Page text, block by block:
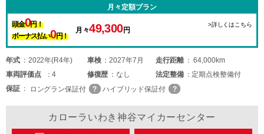
月々定額プラン
頭金0円！
ボーナス払い0円！
月々49,300円
>詳しくはこちら
年式 2022年(R4年) 車検 2027年7月 走行距離
64,000km
車両評価点 4 修復歴 なし 法定整備
定期点検整備付
保証
ロングラン保証付 ハイブリッド保証付
カローラいわき神谷マイカーセンター